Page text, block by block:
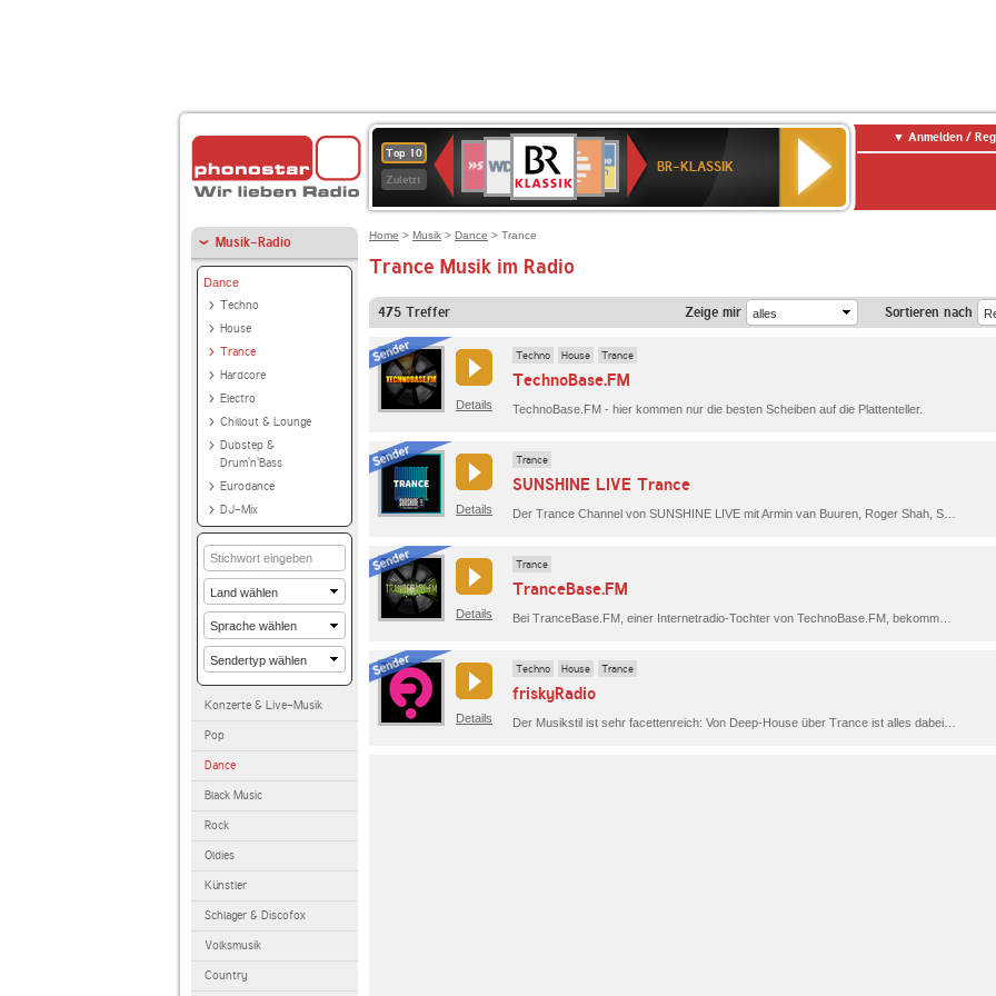
Top 10
Zuletzt
Deutschlandfunk
80er
90er
OLDIE
ANTENNE
4
BR-
KLASSIK
Deutschlandfunk
Kultur
ANTENNE
BAYERN
SWR
Kultur
NDR
2
BR-KLASSIK
Anmelden /
Musik-Radio
Dance
Techno
House
Trance
Hardcore
Electro
Chillout & Lounge
Dubstep &
Drum'n'Bass
Eurodance
DJ-Mix
Konzerte & Live-Musik
Pop
Dance
Black Music
Rock
Oldies
Künstler
Schlager & Discofox
Volksmusik
Country
Home > Musik > Dance > Trance
Trance Musik im Radio
475 Treffer Zeige mir Sortieren nach
Details
Techno House Trance
TechnoBase.FM
TechnoBase.FM - hier kommen nur die besten Scheiben auf die Plattenteller.
Details
Trance
SUNSHINE LIVE Trance
Details
Trance
TranceBase.FM
Details
Techno House Trance
friskyRadio